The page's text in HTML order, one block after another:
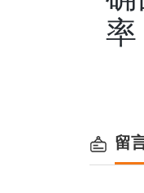
率
留